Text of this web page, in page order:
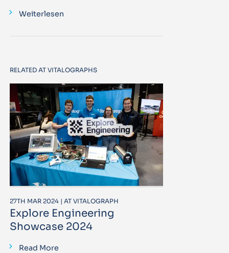
Weiterlesen
RELATED AT VITALOGRAPHS
27TH MAR 2024 | AT VITALOGRAPH
Explore Engineering
Showcase 2024
Read More